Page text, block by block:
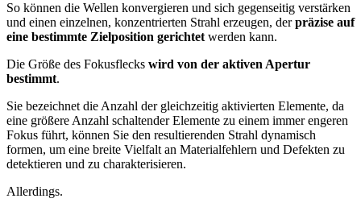
So können die Wellen konvergieren und sich gegenseitig verstärken
und einen einzelnen, konzentrierten Strahl erzeugen, derpräzise auf
eine bestimmte Zielposition gerichtet werden kann.
Die Größe des Fokusflecks wird von der aktiven Apertur
bestimmt.
Sie bezeichnet die Anzahl der gleichzeitig aktivierten Elemente, da
eine größere Anzahl schaltender Elemente zu einem immer engeren
Fokus führt, können Sie den resultierenden Strahl dynamisch
formen, um eine breite Vielfalt an Materialfehlern und Defekten zu
detektieren und zu charakterisieren.
Allerdings.